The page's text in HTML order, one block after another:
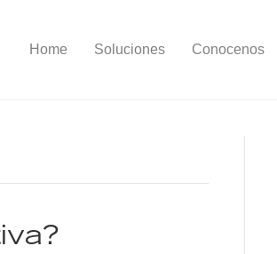
Home Soluciones Conocenos